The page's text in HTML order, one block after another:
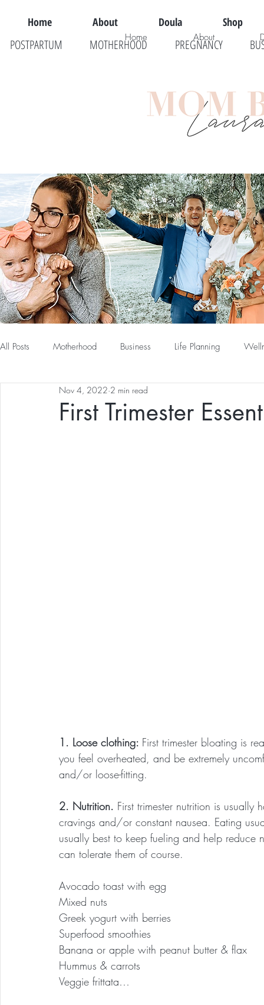
Home About Doula Shop
POSTPARTUM MOTHERHOOD PREGNANCY
All Posts Motherhood Business Life Planning
First Trimester
Nov 4, 2022 2 min read
1. Loose clothing: First trimester bloating is
you feel overheated, and be extremely
and/or loose-fitting.
2. Nutrition. First trimester nutrition is
cravings and/or constant nausea. Eating
usually best to keep fueling and help reduce
can tolerate them of course.
Avocado toast with egg
Mixed nuts
Greek yogurt with berries
Superfood smoothies
Banana or apple with peanut butter & flax
Hummus & carrots
Veggie frittata…
Home About